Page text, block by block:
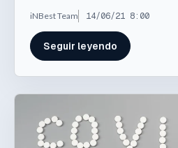
iNBest Team 14/06/21 8:00
Seguir leyendo